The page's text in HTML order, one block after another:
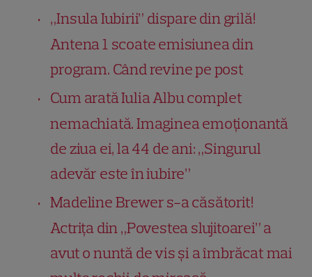
„Insula Iubirii” dispare din grilă!
Antena 1 scoate emisiunea din
program. Când revine pe post
Cum arată Iulia Albu complet
nemachiată. Imaginea emoționantă
de ziua ei, la 44 de ani: „Singurul
adevăr este în iubire”
Madeline Brewer s-a căsătorit!
Actrița din „Povestea slujitoarei” a
avut o nuntă de vis și a îmbrăcat mai